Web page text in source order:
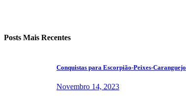
Posts Mais Recentes
Conquistas para Escorpião-Peixes-Caranguejo
Novembro 14, 2023